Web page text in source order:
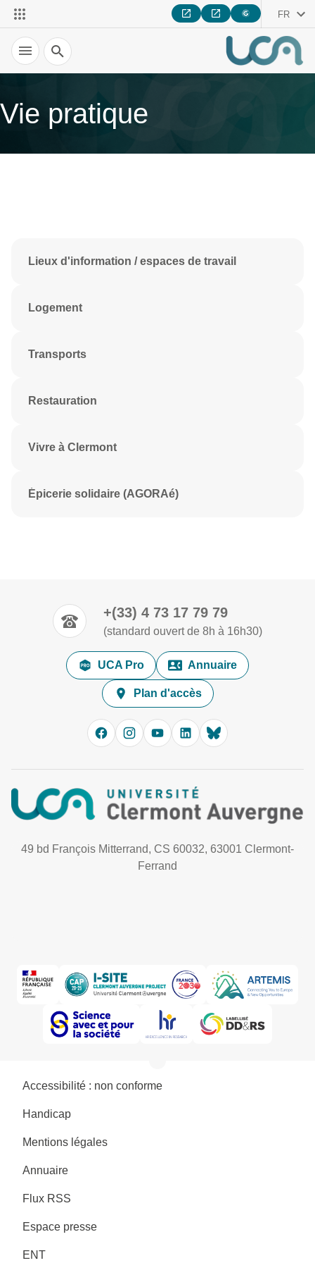
FR
Recherche
Vie pratique
Lieux d'information / espaces de travail
Logement
Transports
Restauration
Vivre à Clermont
Épicerie solidaire (AGORAé)
+(33) 4 73 17 79 79
(standard ouvert de 8h à 16h30)
UCA Pro Annuaire
Plan d'accès
49 bd François Mitterrand, CS 60032, 63001 Clermont-
Ferrand
Accessibilité : non conforme
Handicap
Mentions légales
Annuaire
Flux RSS
Espace presse
ENT